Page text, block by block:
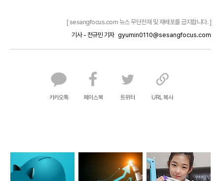
[ sesangfocus.com 뉴스 무단전재 및 재배포를 금지합니다. ]
기사 - 전규민 기자 gyumin0110@sesangfocus.com
카카오톡 페이스북 트위터 URL 복사